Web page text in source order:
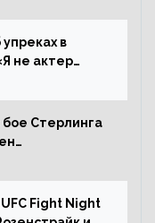
в
не актер
Стерлинга
Fight Night